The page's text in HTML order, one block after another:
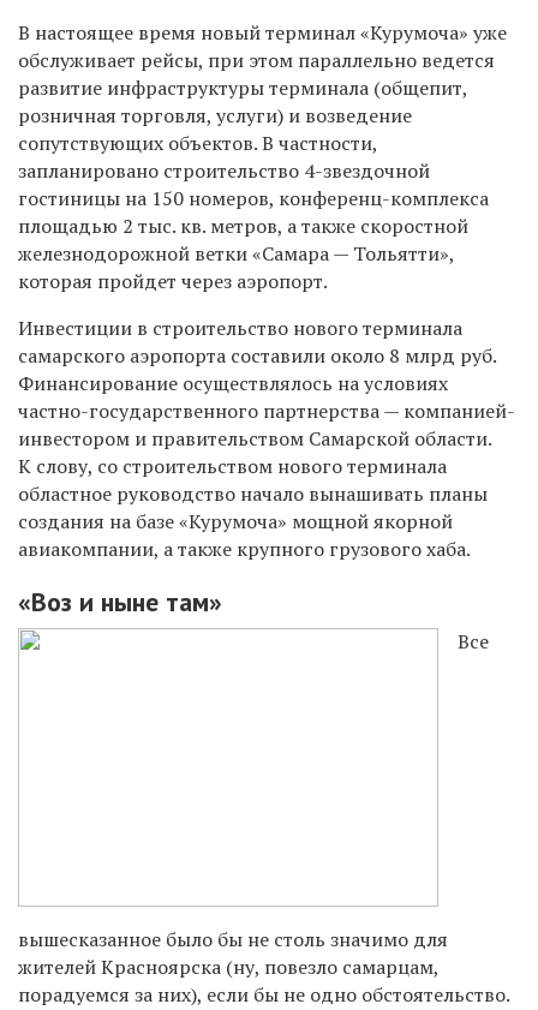
В настоящее время новый терминал «Курумоча» уже
обслуживает рейсы, при этом параллельно ведется
развитие инфраструктуры терминала (общепит,
розничная торговля, услуги) и возведение
сопутствующих объектов. В частности,
запланировано строительство 4-звездочной
гостиницы на 150 номеров, конференц-комплекса
площадью 2 тыс. кв. метров, а также скоростной
железнодорожной ветки «Самара — Тольятти»,
которая пройдет через аэропорт.
Инвестиции в строительство нового терминала
самарского аэропорта составили около 8 млрд руб.
Финансирование осуществлялось на условиях
частно-государственного партнерства — компанией-
инвестором и правительством Самарской области.
К слову, со строительством нового терминала
областное руководство начало вынашивать планы
создания на базе «Курумоча» мощной якорной
авиакомпании, а также крупного грузового хаба.
«Воз и ныне там»
Все
вышесказанное было бы не столь значимо для
жителей Красноярска (ну, повезло самарцам,
порадуемся за них), если бы не одно обстоятельство.